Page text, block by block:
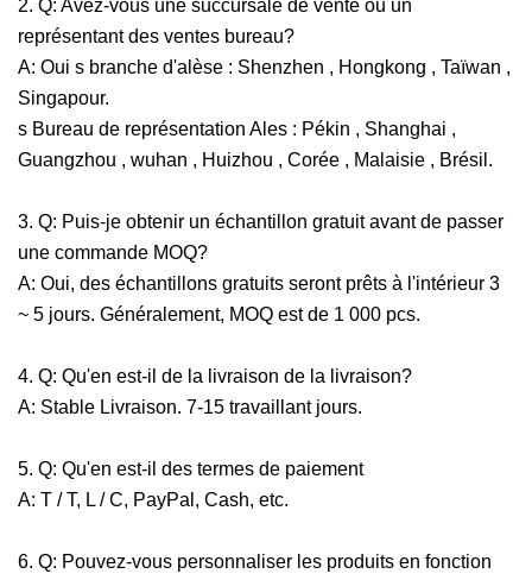
2. Q: Avez-vous une succursale de vente ou un
représentant des ventes bureau?
A: Oui s branche d'alèse : Shenzhen , Hongkong , Taïwan ,
Singapour.
s Bureau de représentation Ales : Pékin , Shanghai ,
Guangzhou , wuhan , Huizhou , Corée , Malaisie , Brésil.
3. Q: Puis-je obtenir un échantillon gratuit avant de passer
une commande MOQ?
A: Oui, des échantillons gratuits seront prêts à l'intérieur 3
~ 5 jours. Généralement, MOQ est de 1 000 pcs.
4. Q: Qu'en est-il de la livraison de la livraison?
A: Stable Livraison. 7-15 travaillant jours.
5. Q: Qu'en est-il des termes de paiement
A: T / T, L / C, PayPal, Cash, etc.
6. Q: Pouvez-vous personnaliser les produits en fonction